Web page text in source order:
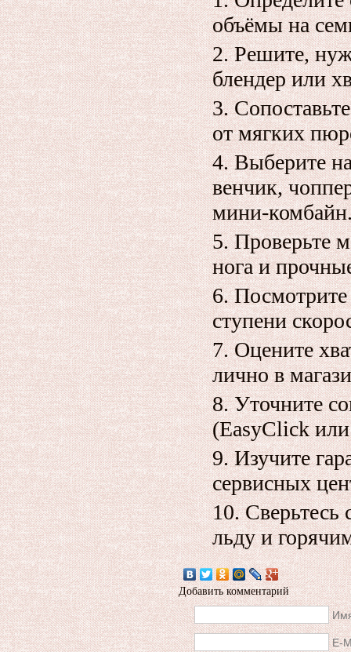
объёмы на
Решите,
блендер или
от мягких
Выберите
венчик,
Проверьте
нога и
Посмотрите
ступени
Оцените
лично в
Уточните
(EasyClick
Изучите
сервисных
Сверьтесь
льду и
Добавить комментарий
E-